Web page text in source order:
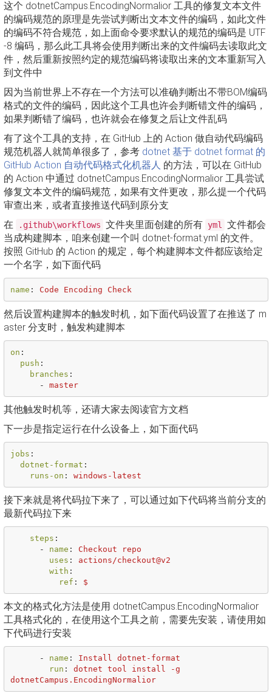
这个 dotnetCampus.EncodingNormalior 工具的修复文本文件
的编码规范的原理是先尝试判断出文本文件的编码，如此文件
的编码不符合规范，如上面命令要求默认的规范的编码是 UTF
-8 编码，那么此工具将会使用判断出来的文件编码去读取此文
件，然后重新按照约定的规范编码将读取出来的文本重新写入
到文件中
因为当前世界上不存在一个方法可以准确判断出不带BOM编码
格式的文件的编码，因此这个工具也许会判断错文件的编码，
如果判断错了编码，也许就会在修复之后让文件乱码
有了这个工具的支持，在 GitHub 上的 Action 做自动代码编码
规范机器人就简单很多了，参考 dotnet 基于 dotnet format 的
GitHub Action 自动代码格式化机器人 的方法，可以在 GitHub
的 Action 中通过 dotnetCampus.EncodingNormalior 工具尝试
修复文本文件的编码规范，如果有文件更改，那么提一个代码
审查出来，或者直接推送代码到原分支
在
.github\workflows 文件夹里面创建的所有 yml
文件都会
当成构建脚本，咱来创建一个叫 dotnet-format.yml 的文件。
按照 GitHub 的 Action 的规定，每个构建脚本文件都应该给定
一个名字，如下面代码
name : Code Encoding Check
然后设置构建脚本的触发时机，如下面代码设置了在推送了 m
aster 分支时，触发构建脚本
on :
push :
branches :
-
master
其他触发时机等，还请大家去阅读官方文档
下一步是指定运行在什么设备上，如下面代码
jobs :
dotnet-format :
runs-on : windows-latest
接下来就是将代码拉下来了，可以通过如下代码将当前分支的
最新代码拉下来
steps :
-
name :
Checkout repo
uses :
actions/checkout@v2
with :
ref : $
本文的格式化方法是使用 dotnetCampus.EncodingNormalior
工具格式化的，在使用这个工具之前，需要先安装，请使用如
下代码进行安装
- name :
Install dotnet-format
run :
dotnet tool install -g
dotnetCampus.EncodingNormalior